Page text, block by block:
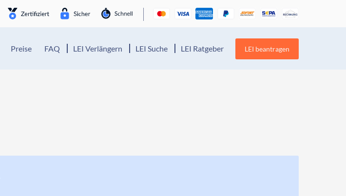
Preise FAQ LEI Verlängern LEI Suche LEI Ratgeber LEI beantragen